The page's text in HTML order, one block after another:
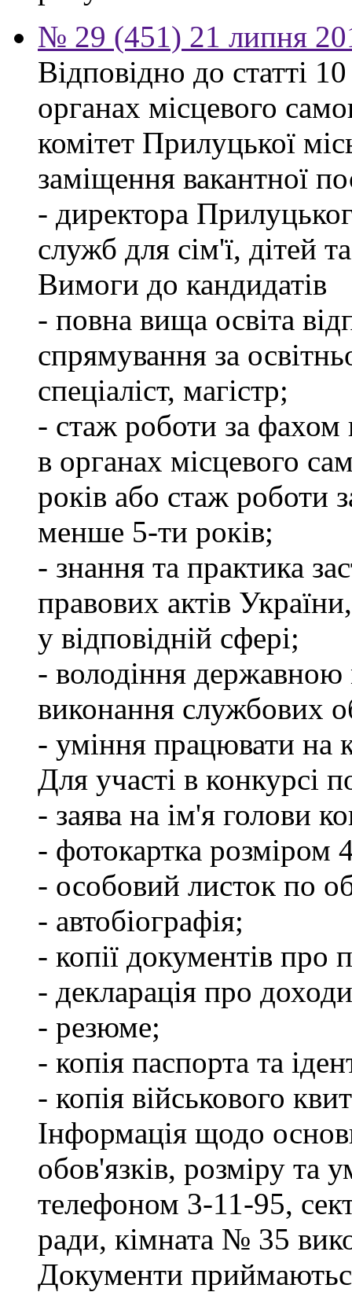
№ 29 (451) 21 липня
Відповідно до статті
органах місцевого
комітет Прилуцької
заміщення вакантної
- директора
служб для сім'ї, дітей
Вимоги до кандидатів
- повна вища освіта
спрямування за
спеціаліст, магістр;
- стаж роботи за фахом
в органах місцевого
років або стаж роботи
менше 5-ти років;
- знання та практика
правових актів
у відповідній сфері;
- володіння державною
виконання службових
- уміння працювати на
Для участі в конкурсі
- заява на ім'я голови
- фотокартка розміром
- особовий листок по
- автобіографія;
- копії документів про
- декларація про
- резюме;
- копія паспорта та
- копія військового
Інформація щодо
обов'язків, розміру та
телефоном 3-11-95,
ради, кімната № 35
Документи